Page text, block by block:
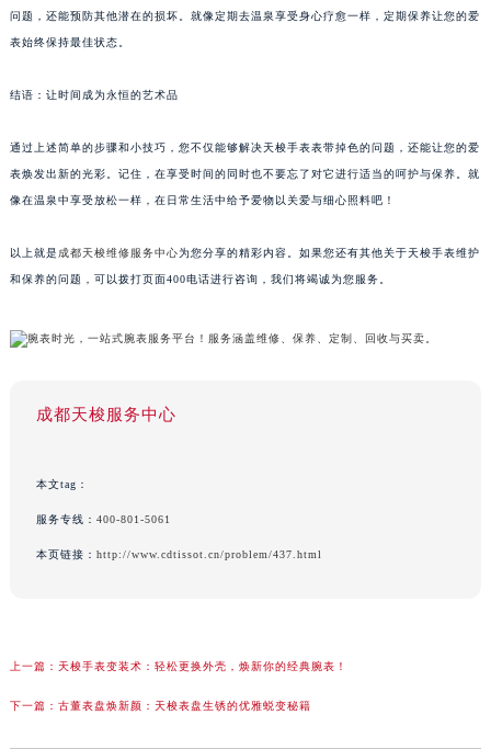
问题，还能预防其他潜在的损坏。就像定期去温泉享受身心疗愈一样，定期保养让您的爱
表始终保持最佳状态。
结语：让时间成为永恒的艺术品
通过上述简单的步骤和小技巧，您不仅能够解决天梭手表表带掉色的问题，还能让您的爱
表焕发出新的光彩。记住，在享受时间的同时也不要忘了对它进行适当的呵护与保养。就
像在温泉中享受放松一样，在日常生活中给予爱物以关爱与细心照料吧！
以上就是 成都天梭维修服务中心为您分享的精彩内容。如果您还有其他关于天梭手表维护
和保养的问题，可以拨打页面400电话进行咨询，我们将竭诚为您服务。
成都天梭服务中心
本文tag：
服务专线： 400-801-5061
本页链接： http://www.cdtissot.cn/problem/437.html
上一篇： 天梭手表变装术：轻松更换外壳，焕新你的经典腕表！
下一篇： 古董表盘焕新颜：天梭表盘生锈的优雅蜕变秘籍